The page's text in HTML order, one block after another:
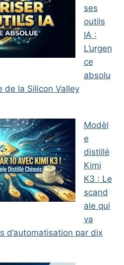
ses
outils
IA :
L’urgen
ce
absolu
de la Silicon Valley
Modèl
e
distillé
Kimi
K3 : Le
scand
ale qui
va
d’automatisation par dix